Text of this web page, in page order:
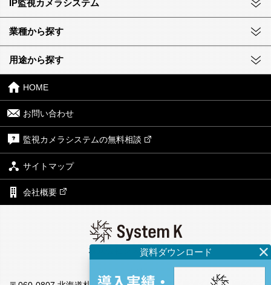
IP監視カメラシステム
業種から探す
用途から探す
HOME
お問い合わせ
監視カメラシステムの無料相談
サイトマップ
会社概要
株式会社システム・ケイ